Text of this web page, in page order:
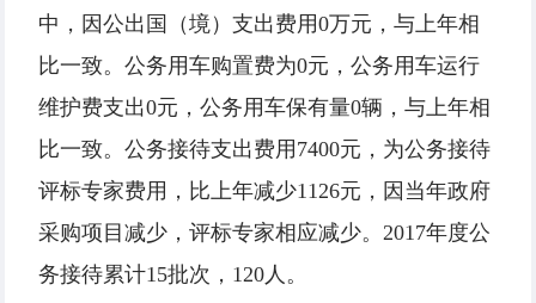
中，因公出国（境）支出费用0万元，与上年相
比一致。公务用车购置费为0元，公务用车运行
维护费支出0元，公务用车保有量0辆，与上年相
比一致。公务接待支出费用7400元，为公务接待
评标专家费用，比上年减少1126元，因当年政府
采购项目减少，评标专家相应减少。2017年度公
务接待累计15批次，120人。